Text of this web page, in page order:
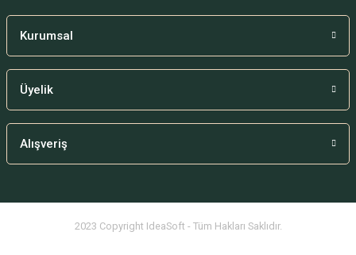
Kurumsal
Üyelik
Alışveriş
2023 Copyright IdeaSoft - Tüm Hakları Saklıdır.